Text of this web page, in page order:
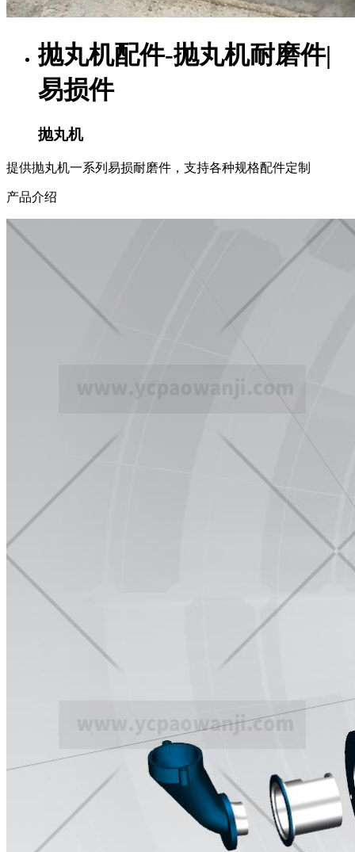
抛丸机配件-抛丸机耐磨件|
易损件
抛丸机
提供抛丸机一系列易损耐磨件，支持各种规格配件定制
产品介绍